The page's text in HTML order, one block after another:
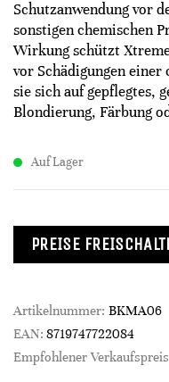
Schutzanwendung vor
sonstigen chemischen
Wirkung schützt
vor Schädigungen einer
sie sich auf gepflegtes,
Blondierung, Färbung
Auf Lager
PREISE
Artikelnummer: BKMA06
EAN: 8719747722084
Empfohlener Verkaufspreis